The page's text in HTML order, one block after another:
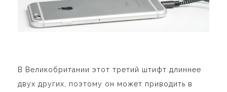
В Великобритании этот третий штифт длиннее
двух других, поэтому он может приводить в